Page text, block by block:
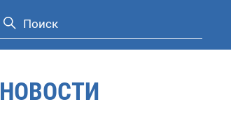
НОВОСТИ